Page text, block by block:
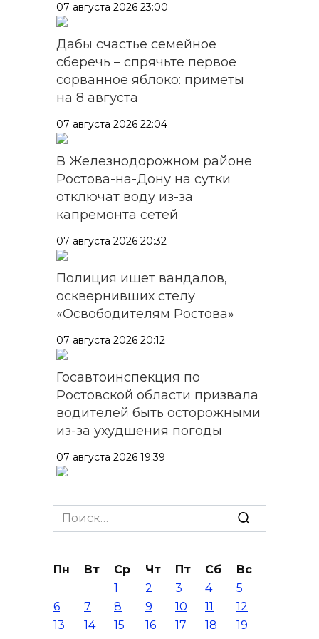
07 августа 2026 23:00
Дабы счастье семейное
сберечь – спрячьте первое
сорванное яблоко: приметы
на 8 августа
07 августа 2026 22:04
В Железнодорожном районе
Ростова-на-Дону на сутки
отключат воду из-за
капремонта сетей
07 августа 2026 20:32
Полиция ищет вандалов,
осквернивших стелу
«Освободителям Ростова»
07 августа 2026 20:12
Госавтоинспекция по
Ростовской области призвала
водителей быть осторожными
из-за ухудшения погоды
07 августа 2026 19:39
и турниры: как в Ростове
отметят День физкультурника
В Таганроге из-за аварии
отключили свет на четырех
улицах
Search
for:
Пн Вт Ср Чт Пт Сб
Вс
1
2 3 4
5
6
7 8 9 10 11
12
13
14 15 16 17 18
19